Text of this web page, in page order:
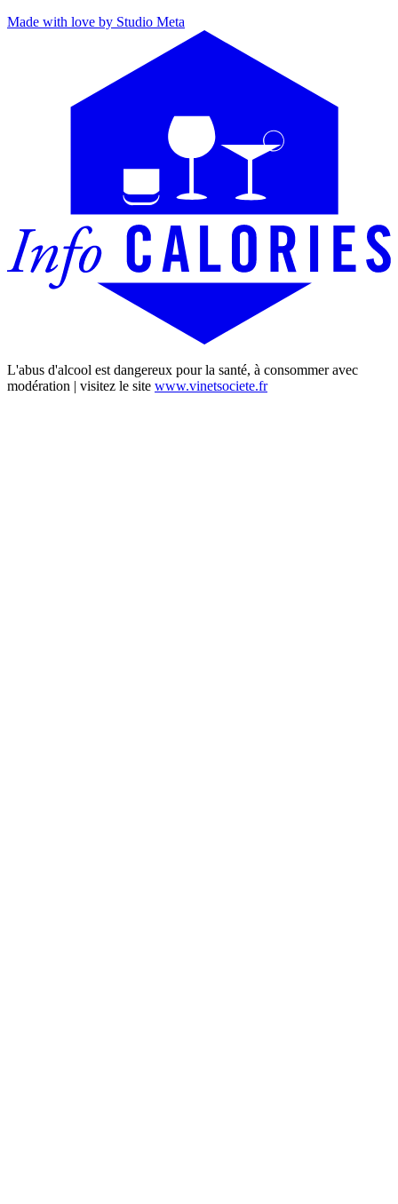
Made with love by Studio Meta
L'abus d'alcool est dangereux pour la santé, à consommer avec
modération | visitez le site www.vinetsociete.fr